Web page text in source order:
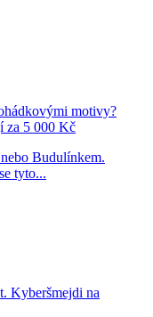
motivy?
za 5 000 Kč
Budulínkem.
tyto...
Kyberšmejdi na